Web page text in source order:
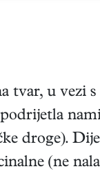
tvar, u vezi
droge).
(ne